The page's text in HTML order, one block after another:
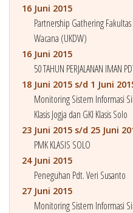
16 Juni 2015
Partnership Gathering
Wacana (UKDW)
16 Juni 2015
50 TAHUN PERJALANAN IMAN
18 Juni 2015 s/d 1 Juni
Monitoring Sistem Informasi
Klasis Jogja dan GKI Klasis Solo
23 Juni 2015 s/d 25 Juni
PMK KLASIS SOLO
24 Juni 2015
Peneguhan Pdt. Veri Susanto
27 Juni 2015
Monitoring Sistem Informasi